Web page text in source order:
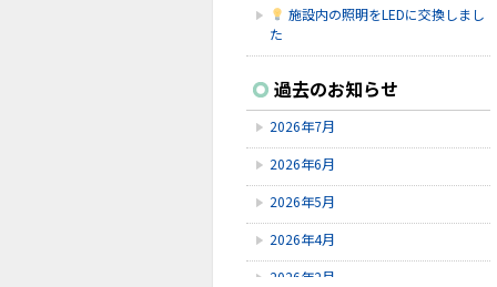
施設内の照明をLEDに交換しまし
た
シェイクアウト石川
2026.7.9
6/9～6/28にゆずオレンジ周年祭が
ありました。
2026.7.9
赤しそを使ってジュースを作りまし
過去のお知らせ
2026年7月
2026年6月
2026年5月
2026年4月
2026年2月